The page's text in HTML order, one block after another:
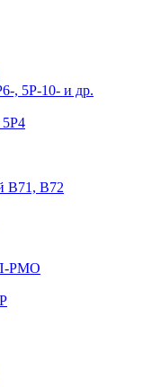
, 5Р-10- и др.
5Р4
В71, В72
РМО